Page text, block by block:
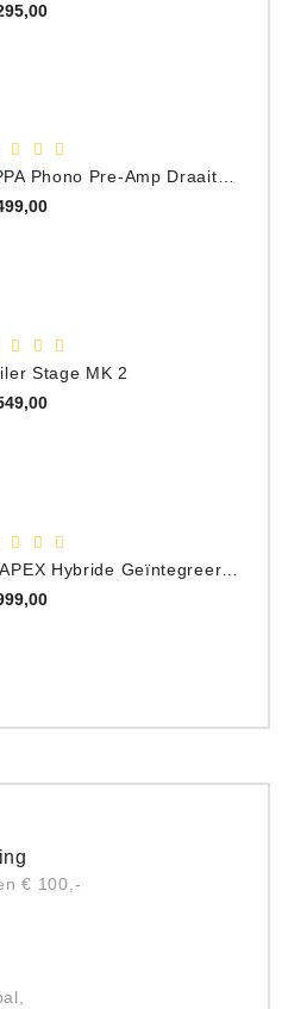
Prijs
40 PPA Phono Pre-Amp Draaitafel Voorversterker
Prijs
Stage MK 2
Prijs
Prijs
€ 100,-